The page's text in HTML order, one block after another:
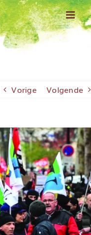
Vorige Volgende